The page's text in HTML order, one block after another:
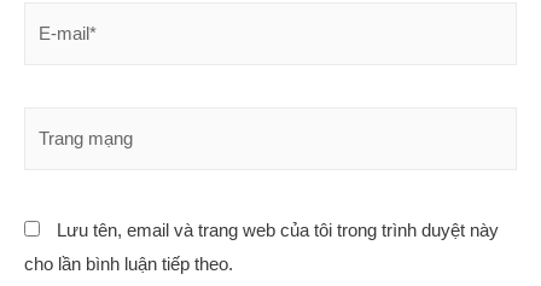
Lưu tên, email và trang web của tôi trong trình duyệt này
cho lần bình luận tiếp theo.